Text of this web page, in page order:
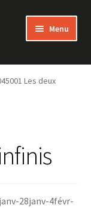
Menu
Les deux
28janv-4févr-